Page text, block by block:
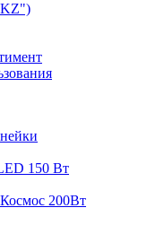
150 Вт
200Вт